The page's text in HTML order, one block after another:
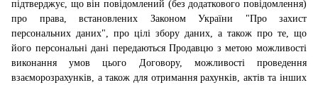
підтверджує, що він повідомлений (без додаткового повідомлення)
про права, встановлених Законом України "Про захист
персональних даних", про цілі збору даних, а також про те, що
його персональні дані передаються Продавцю з метою можливості
виконання умов цього Договору, можливості проведення
взаєморозрахунків, а також для отримання рахунків, актів та інших